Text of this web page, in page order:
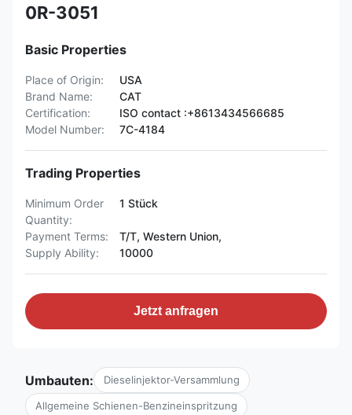
0R-3051
Basic Properties
Place of Origin:
USA
Brand Name:
CAT
Certification:
ISO contact :+8613434566685
Model Number:
7C-4184
Trading Properties
Minimum Order
Quantity:
1 Stück
Payment Terms:
T/T, Western Union,
Supply Ability:
10000
Jetzt anfragen
Umbauten: Dieselinjektor-Versammlung
Allgemeine Schienen-Benzineinspritzung